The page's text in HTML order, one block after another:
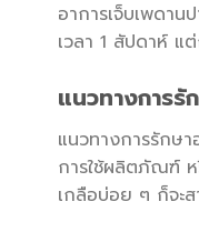
อาการเจ็บเพดาน
เวลา 1 สัปดาห์ แ
แนวทางการรั
แนวทางการรักษ
การใช้ผลิตภัณฑ์ ห
เกลือบ่อย ๆ ก็จะ